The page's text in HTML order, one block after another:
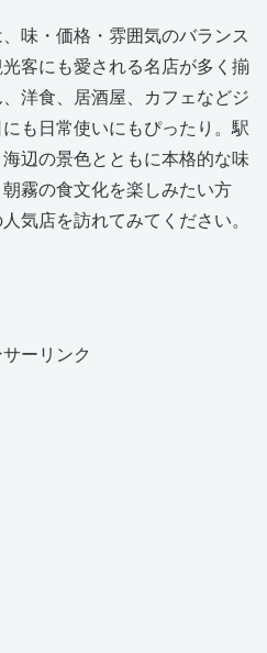
味・価格・雰囲気のバランス
客にも愛される名店が多く揃
洋食、居酒屋、カフェなどジ
も日常使いにもぴったり。駅
辺の景色とともに本格的な味
霧の食文化を楽しみたい方
気店を訪れてみてください。
ーリンク